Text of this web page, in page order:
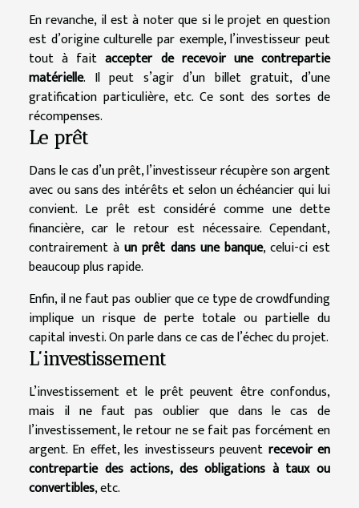
En revanche, il est à noter que si le projet en question
est d’origine culturelle par exemple, l’investisseur peut
tout à faitaccepter de recevoir une contrepartie
matérielle. Il peut s’agir d’un billet gratuit, d’une
gratification particulière, etc. Ce sont des sortes de
récompenses.
Le prêt
Dans le cas d’un prêt, l’investisseur récupère son argent
avec ou sans des intérêts et selon un échéancier qui lui
convient. Le prêt est considéré comme une dette
financière, car le retour est nécessaire. Cependant,
contrairement àun prêt dans une banque, celui-ci est
beaucoup plus rapide.
Enfin, il ne faut pas oublier que ce type de crowdfunding
implique un risque de perte totale ou partielle du
capital investi. On parle dans ce cas de l’échec du projet.
L’investissement
L’investissement et le prêt peuvent être confondus,
mais il ne faut pas oublier que dans le cas de
l’investissement, le retour ne se fait pas forcément en
argent. En effet, les investisseurs peuvent recevoir en
contrepartie des actions, des obligations à taux ou
convertibles, etc.